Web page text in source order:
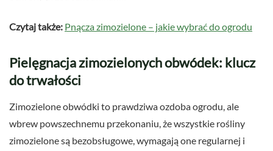
Czytaj także: Pnącza zimozielone – jakie wybrać do ogrodu
Pielęgnacja zimozielonych obwódek: klucz
do trwałości
Zimozielone obwódki to prawdziwa ozdoba ogrodu, ale
wbrew powszechnemu przekonaniu, że wszystkie rośliny
zimozielone są bezobsługowe, wymagają one regularnej i